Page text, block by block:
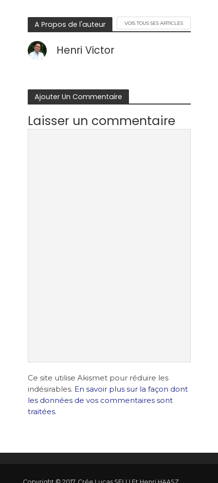
A Propos de l'auteur VOIS TOUS SES ARTICLES
Henri Victor
Ajouter Un Commentaire
Laisser un commentaire
Ce site utilise Akismet pour réduire les
indésirables. En savoir plus sur la façon dont
les données de vos commentaires sont
traitées.